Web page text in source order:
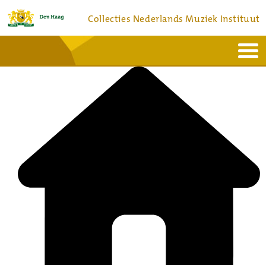
Collecties Nederlands Muziek Instituut
Bronnen en collecties